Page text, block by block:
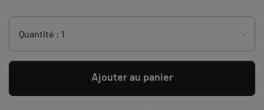
Ajouter au panier